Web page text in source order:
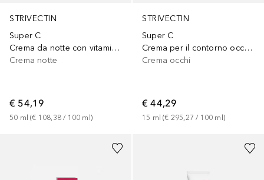
STRIVECTIN
Super C
Crema da notte con vitamina C
Crema notte
€ 54,19
50 ml (€ 108,38 / 100 ml )
STRIVECTIN
Super C
Crema per il contorno occhi alla vitamina C
Crema occhi
€ 44,29
15 ml (€ 295,27 / 100 ml )